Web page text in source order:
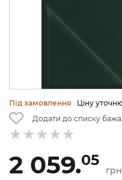
Під замовлення
Ціну
Додати до списку
2 059.05